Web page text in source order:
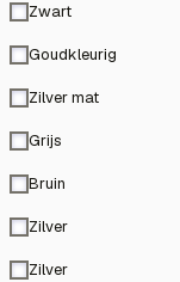
Zwart
Goudkleurig
Zilver mat
Grijs
Bruin
Zilver
Zilver